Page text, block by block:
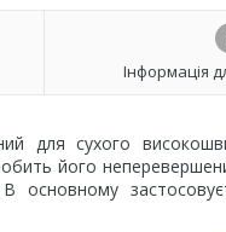
Інформація
для сухого
його
основному